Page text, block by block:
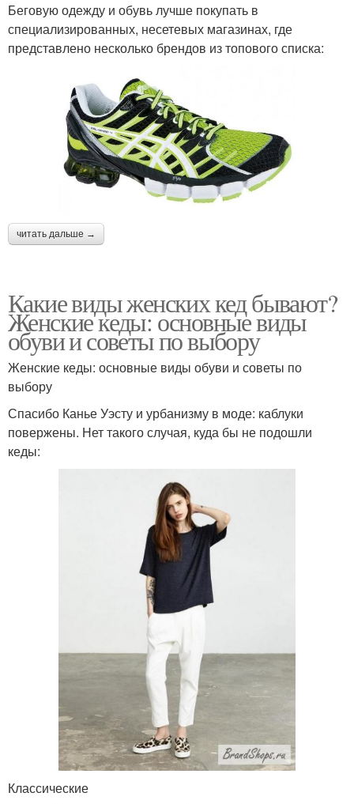
Беговую одежду и обувь лучше покупать в
специализированных, несетевых магазинах, где
представлено несколько брендов из топового списка:
читать дальше →
Какие виды женских кед бывают?
Женские кеды: основные виды
обуви и советы по выбору
Женские кеды: основные виды обуви и советы по
выбору
Спасибо Канье Уэсту и урбанизму в моде: каблуки
повержены. Нет такого случая, куда бы не подошли
кеды:
Классические